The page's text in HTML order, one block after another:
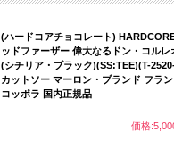
(ハードコアチョコレート)
ッドファーザー 偉大なるドン・コル
(シチリア・ブラック)(SS:TEE)(T-
カットソー マーロン・ブランド フラ
コッポラ 国内正規品
価格